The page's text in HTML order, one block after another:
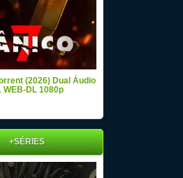
(2026) Dual Áudio
WEB-DL 1080p
+SÉRIES